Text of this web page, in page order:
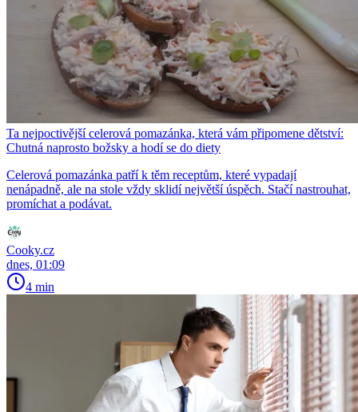
Ta nejpoctivější celerová pomazánka, která vám připomene dětství:
Chutná naprosto božsky a hodí se do diety
Celerová pomazánka patří k těm receptům, které vypadají
nenápadně, ale na stole vždy sklidí největší úspěch. Stačí nastrouhat,
promíchat a podávat.
Cooky.cz
dnes, 01:09
4 min